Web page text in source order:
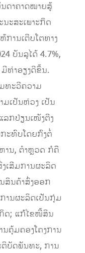
ດາຄາດໝາຍສູ້
ະສະເພາະກິດ
ການເຕີບໂຕທາງ
ບັນລຸໄດ້ 4.7%,
ທ່າອຽງດີຂຶ້ນ.
ທະວີຄວາມ
ເປັນຫ່ວງ ເປັນ
ລກປ່ຽນເໜັງຕີງ
ກະທົບໂດຍກົງຕໍ່
ານ, ຕໍາຫຼວດ ກໍຄື
ເສີມການຜະລິດ
ສິນຄ້າສົ່ງອອກ
ານຜະລິດເປັນກຸ່ມ
ດ; ແກ້ໄຂໜີ້ສິນ
ຄຸ້ມຄອງໂຄງການ
ຕິບັດພັນທະ, ການ